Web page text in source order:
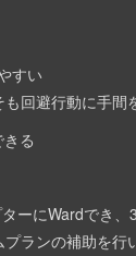
すい
回避行動に手間
る
ーにWardでき
ランの補助を